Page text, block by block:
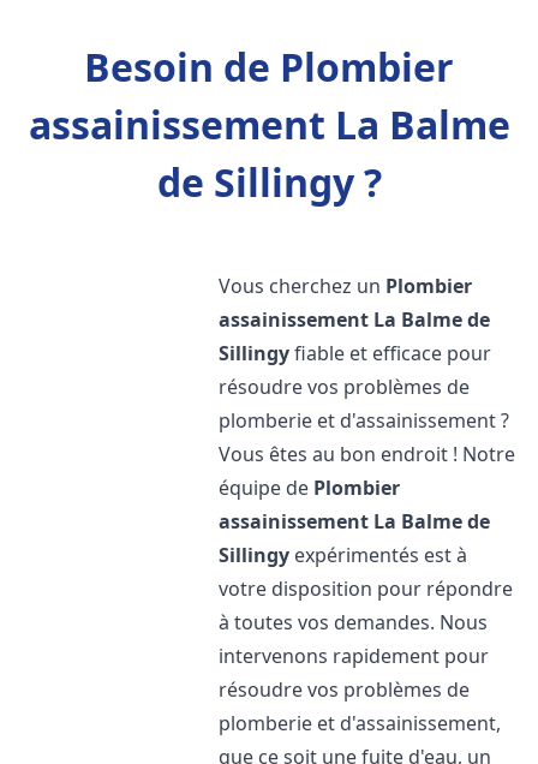
Besoin de Plombier
assainissement La Balme
de Sillingy ?
Vous cherchez un Plombier
assainissement La Balme de
Sillingyfiable et efficace pour
résoudre vos problèmes de
plomberie et d'assainissement ?
Vous êtes au bon endroit ! Notre
équipe de Plombier
assainissement La Balme de
Sillingy expérimentés est à
votre disposition pour répondre
à toutes vos demandes. Nous
intervenons rapidement pour
résoudre vos problèmes de
plomberie et d'assainissement,
que ce soit une fuite d'eau, un